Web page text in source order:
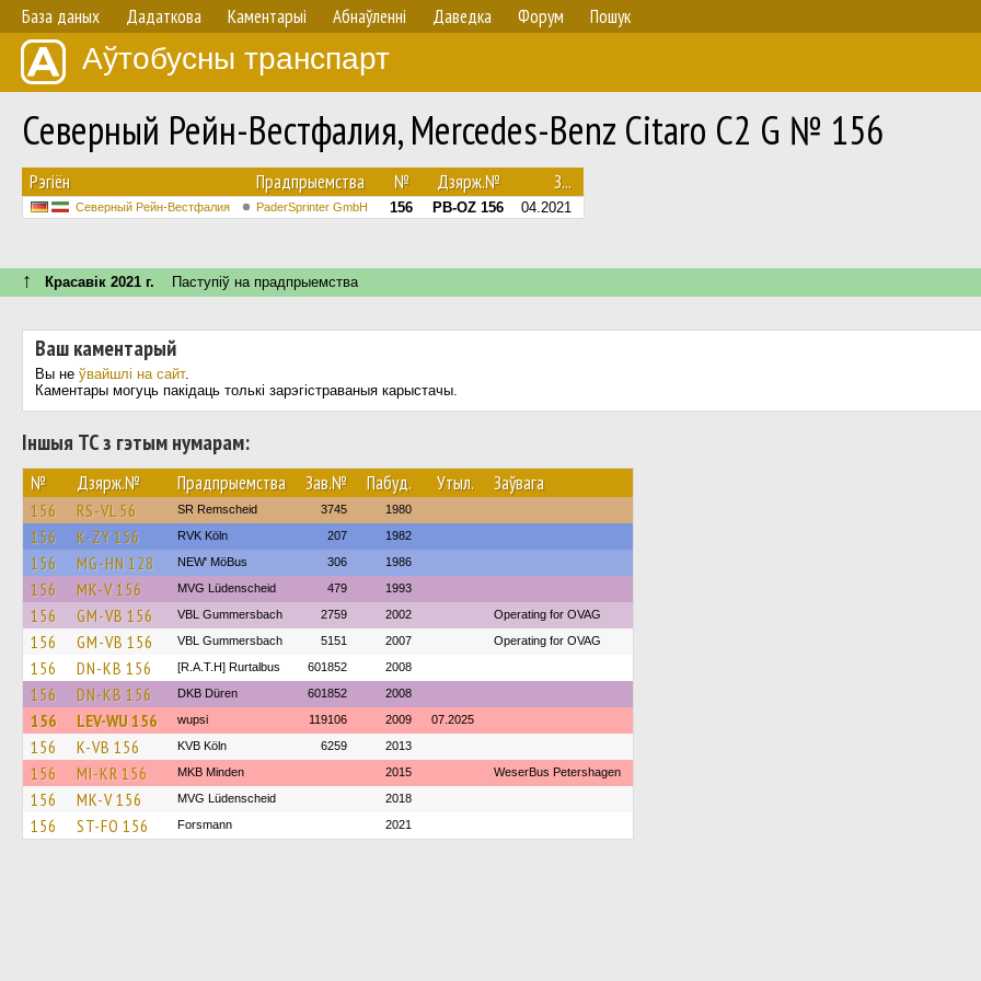
База даных Дадаткова Каментарыі Абнаўленнi Даведка Форум Пошук
Аўтобусны транспарт
Северный Рейн-Вестфалия, Mercedes-Benz Citaro C2 G № 156
Рэгіён Прадпрыемства № Дзярж.№ З...
Северный Рейн-Вестфалия PaderSprinter GmbH 156 PB-OZ 156 04.2021
↑ Красавік 2021 г. Паступiў на прадпрыемства
Ваш каментарый
Вы не ўвайшлі на сайт.
Каментары могуць пакідаць толькі зарэгістраваныя карыстачы.
Іншыя ТС з гэтым нумарам:
№ Дзярж.№ Прадпрыемства Зав.№ Пабуд. Утыл. Заўвага
156 RS-VL 56 SR Remscheid 3745 1980
156 K-ZY 156 RVK Köln 207 1982
156 MG-HN 128 NEW' MöBus 306 1986
156 MK-V 156 MVG Lüdenscheid 479 1993
156 GM-VB 156 VBL Gummersbach 2759 2002 Operating for OVAG
156 GM-VB 156 VBL Gummersbach 5151 2007 Operating for OVAG
156 DN-KB 156 [R.A.T.H] Rurtalbus 601852 2008
156 DN-KB 156 DKB Düren 601852 2008
156 LEV-WU 156 wupsi 119106 2009 07.2025
156 K-VB 156 KVB Köln 6259 2013
156 MI-KR 156 MKB Minden 2015 WeserBus Petershagen
156 MK-V 156 MVG Lüdenscheid 2018
156 ST-FO 156 Forsmann 2021